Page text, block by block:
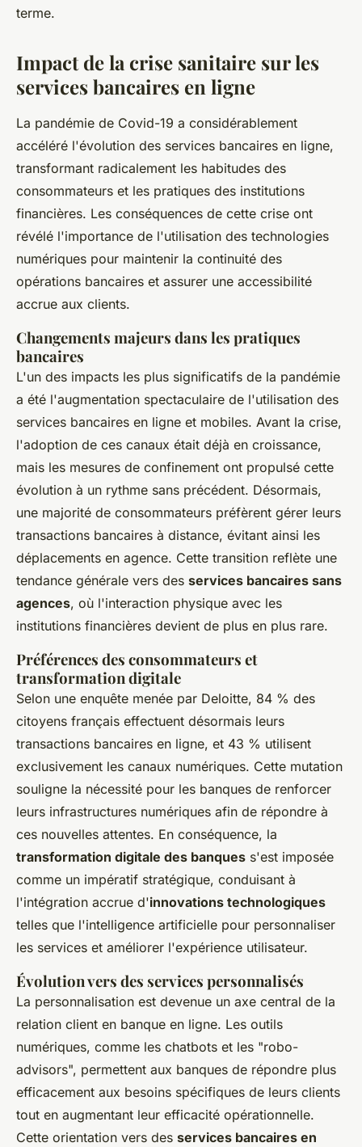
terme.
Impact de la crise sanitaire sur les
services bancaires en ligne
La pandémie de Covid-19 a considérablement
accéléré l'évolution des services bancaires en ligne,
transformant radicalement les habitudes des
consommateurs et les pratiques des institutions
financières. Les conséquences de cette crise ont
révélé l'importance de l'utilisation des technologies
numériques pour maintenir la continuité des
opérations bancaires et assurer une accessibilité
accrue aux clients.
Changements majeurs dans les pratiques
bancaires
L'un des impacts les plus significatifs de la pandémie
a été l'augmentation spectaculaire de l'utilisation des
services bancaires en ligne et mobiles. Avant la crise,
l'adoption de ces canaux était déjà en croissance,
mais les mesures de confinement ont propulsé cette
évolution à un rythme sans précédent. Désormais,
une majorité de consommateurs préfèrent gérer leurs
transactions bancaires à distance, évitant ainsi les
déplacements en agence. Cette transition reflète une
tendance générale vers des services bancaires sans
agences, où l'interaction physique avec les
institutions financières devient de plus en plus rare.
Préférences des consommateurs et
transformation digitale
Selon une enquête menée par Deloitte, 84 % des
citoyens français effectuent désormais leurs
transactions bancaires en ligne, et 43 % utilisent
exclusivement les canaux numériques. Cette mutation
souligne la nécessité pour les banques de renforcer
leurs infrastructures numériques afin de répondre à
ces nouvelles attentes. En conséquence, la
transformation digitale des banques s'est imposée
comme un impératif stratégique, conduisant à
l'intégration accrue d'innovations technologiques
telles que l'intelligence artificielle pour personnaliser
les services et améliorer l'expérience utilisateur.
Évolution vers des services personnalisés
La personnalisation est devenue un axe central de la
relation client en banque en ligne. Les outils
numériques, comme les chatbots et les "robo-
advisors", permettent aux banques de répondre plus
efficacement aux besoins spécifiques de leurs clients
tout en augmentant leur efficacité opérationnelle.
Cette orientation vers des services bancaires en